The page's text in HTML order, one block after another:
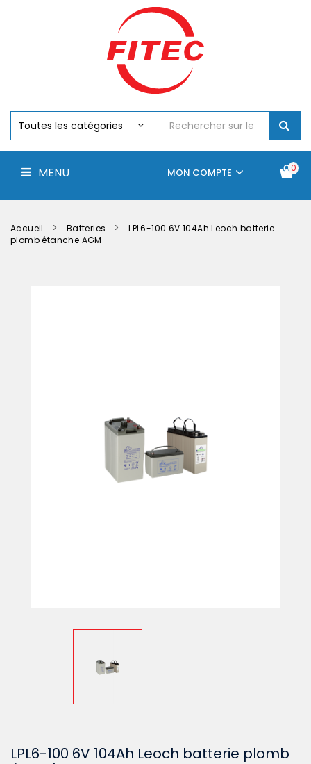
MENU 0
MON COMPTE
Chargeurs
Accus
Perceuse,
Visseuse
Batteries
Accueil Batteries
LPL6-100 6V 104Ah Leoch batterie
plomb étanche AGM
LPL6-100 6V 104Ah Leoch batterie plomb